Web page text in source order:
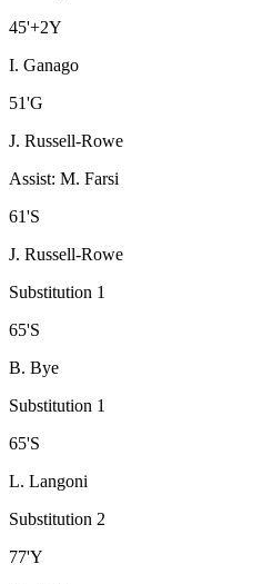
45'+2Y
I. Ganago
51'G
J. Russell-Rowe
Assist: M. Farsi
61'S
J. Russell-Rowe
Substitution 1
65'S
B. Bye
Substitution 1
65'S
L. Langoni
Substitution 2
77'Y